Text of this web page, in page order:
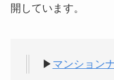
開しています。
▶ マンション